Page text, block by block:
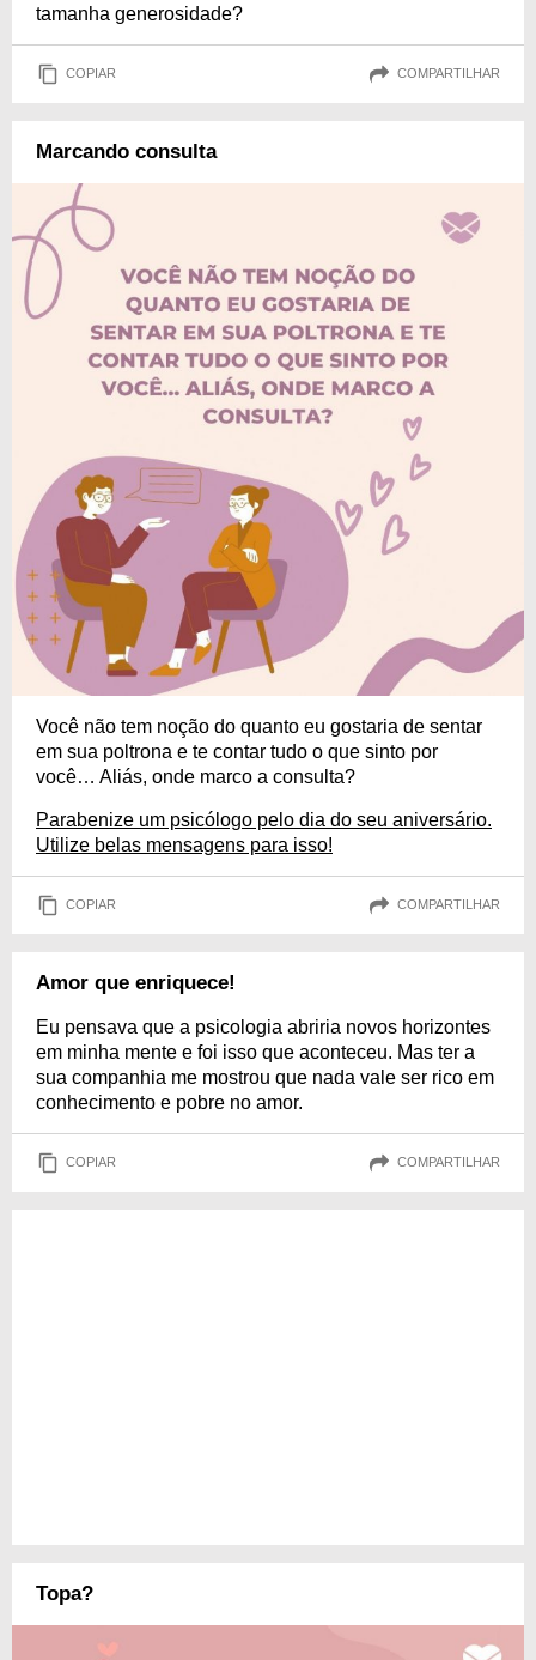
tamanha generosidade?
COPIAR COMPARTILHAR
Marcando consulta
Você não tem noção do quanto eu gostaria de sentar
em sua poltrona e te contar tudo o que sinto por
você… Aliás, onde marco a consulta?
Parabenize um psicólogo pelo dia do seu aniversário.
Utilize belas mensagens para isso!
COPIAR COMPARTILHAR
Amor que enriquece!
Eu pensava que a psicologia abriria novos horizontes
em minha mente e foi isso que aconteceu. Mas ter a
sua companhia me mostrou que nada vale ser rico em
conhecimento e pobre no amor.
COPIAR COMPARTILHAR
Topa?